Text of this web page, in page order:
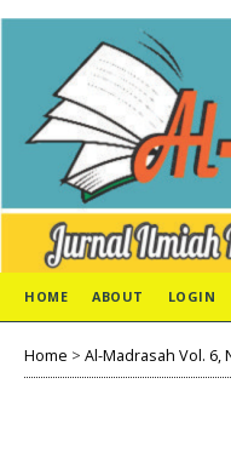
HOME ABOUT LOGIN
Home > Al-Madrasah Vol. 6,